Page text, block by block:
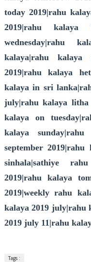
today 2019|rahu
2019|rahu kalaya
wednesday|rahu
kalaya|rahu
2019|rahu kalaya
kalaya in sri
july|rahu kalaya litha
kalaya on
kalaya
september
sinhala|sathiye
2019|rahu kalaya
2019|weekly rahu
kalaya 2019 july|rahu
2019 july 11|rahu
Tags :